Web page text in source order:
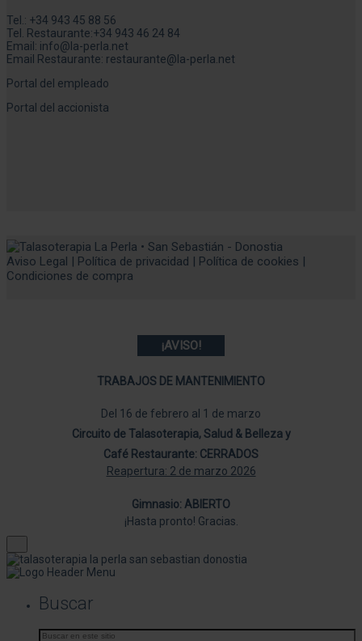
Tel.: +34 943 45 88 56
Tel. Restaurante:+34 943 46 24 84
Email: info@la-perla.net
Email Restaurante: restaurante@la-perla.net
Portal del empleado
Portal del accionista
Aviso Legal | Política de privacidad | Política de cookies |
Condiciones de compra
¡AVISO!
TRABAJOS DE MANTENIMIENTO
Del 16 de febrero al 1 de marzo
Circuito de Talasoterapia, Salud & Belleza y
Café Restaurante: CERRADOS
Reapertura: 2 de marzo 2026
Gimnasio: ABIERTO
¡Hasta pronto! Gracias.
Buscar